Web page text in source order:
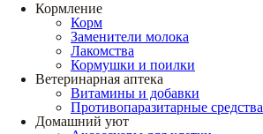
Кормление
Корм
Заменители молока
Лакомства
Кормушки и поилки
Ветеринарная аптека
Витамины и добавки
Противопаразитарные средства
Домашний уют